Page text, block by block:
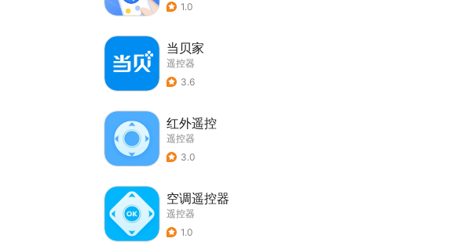
1.0
当贝家
遥控器
3.6
红外遥控
遥控器
3.0
空调遥控器
遥控器
1.0